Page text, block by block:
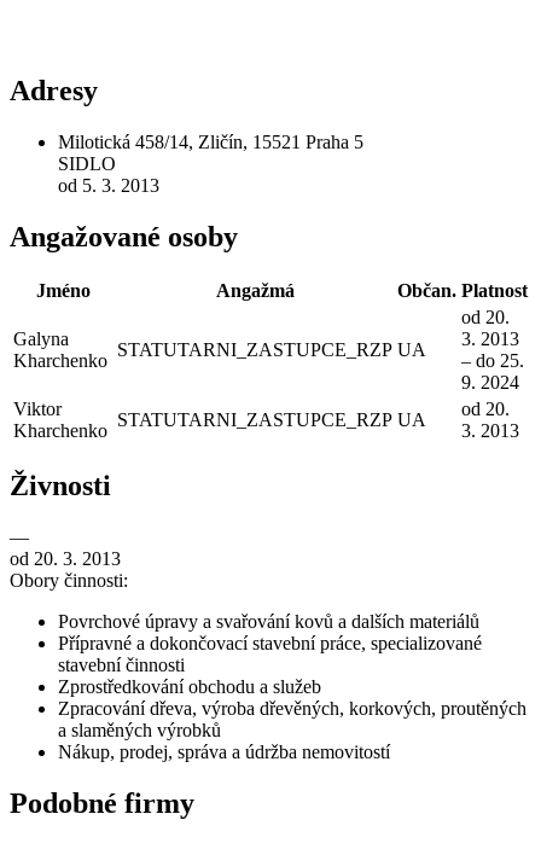
Adresy
Milotická 458/14, Zličín, 15521 Praha 5
SIDLO
od 5. 3. 2013
Angažované osoby
Jméno Angažmá Občan. Platnost
Galyna
Kharchenko
STATUTARNI_ZASTUPCE_RZP UA
od 20.
3. 2013
– do 25.
9. 2024
Viktor
Kharchenko
STATUTARNI_ZASTUPCE_RZP UA
od 20.
3. 2013
Živnosti
—
od 20. 3. 2013
Obory činnosti:
Povrchové úpravy a svařování kovů a dalších materiálů
Přípravné a dokončovací stavební práce, specializované
stavební činnosti
Zprostředkování obchodu a služeb
Zpracování dřeva, výroba dřevěných, korkových, proutěných
a slaměných výrobků
Nákup, prodej, správa a údržba nemovitostí
Podobné firmy